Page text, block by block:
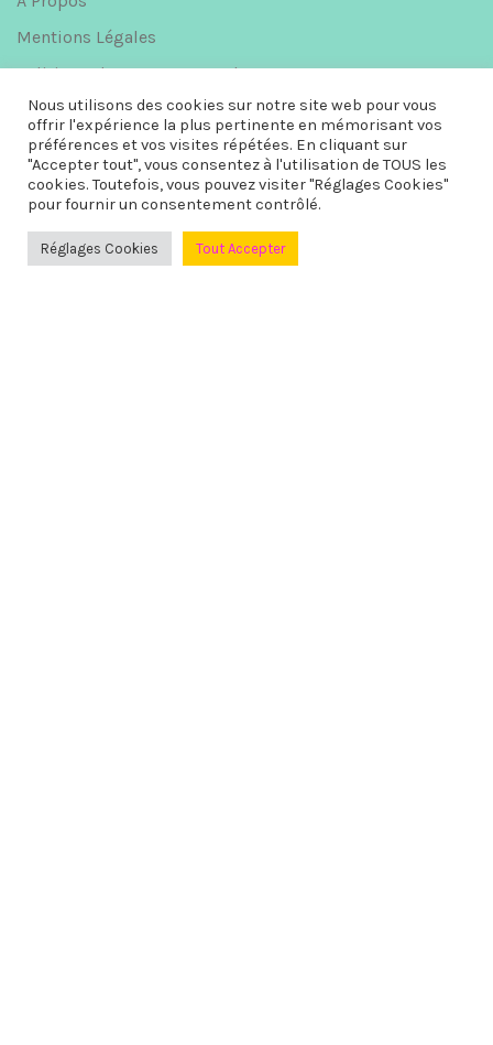
Mentions Légales
Politique de Retour et Remboursement
Politique de Confidentialité
Conditions Générales de Vente
LIENS UTILES
FAQ
Nous utilisons des cookies sur notre site web pour vous
offrir l'expérience la plus pertinente en mémorisant vos
préférences et vos visites répétées. En cliquant sur
"Accepter tout", vous consentez à l'utilisation de TOUS les
cookies. Toutefois, vous pouvez visiter "Réglages Cookies"
pour fournir un consentement contrôlé.
Réglages Cookies Tout Accepter